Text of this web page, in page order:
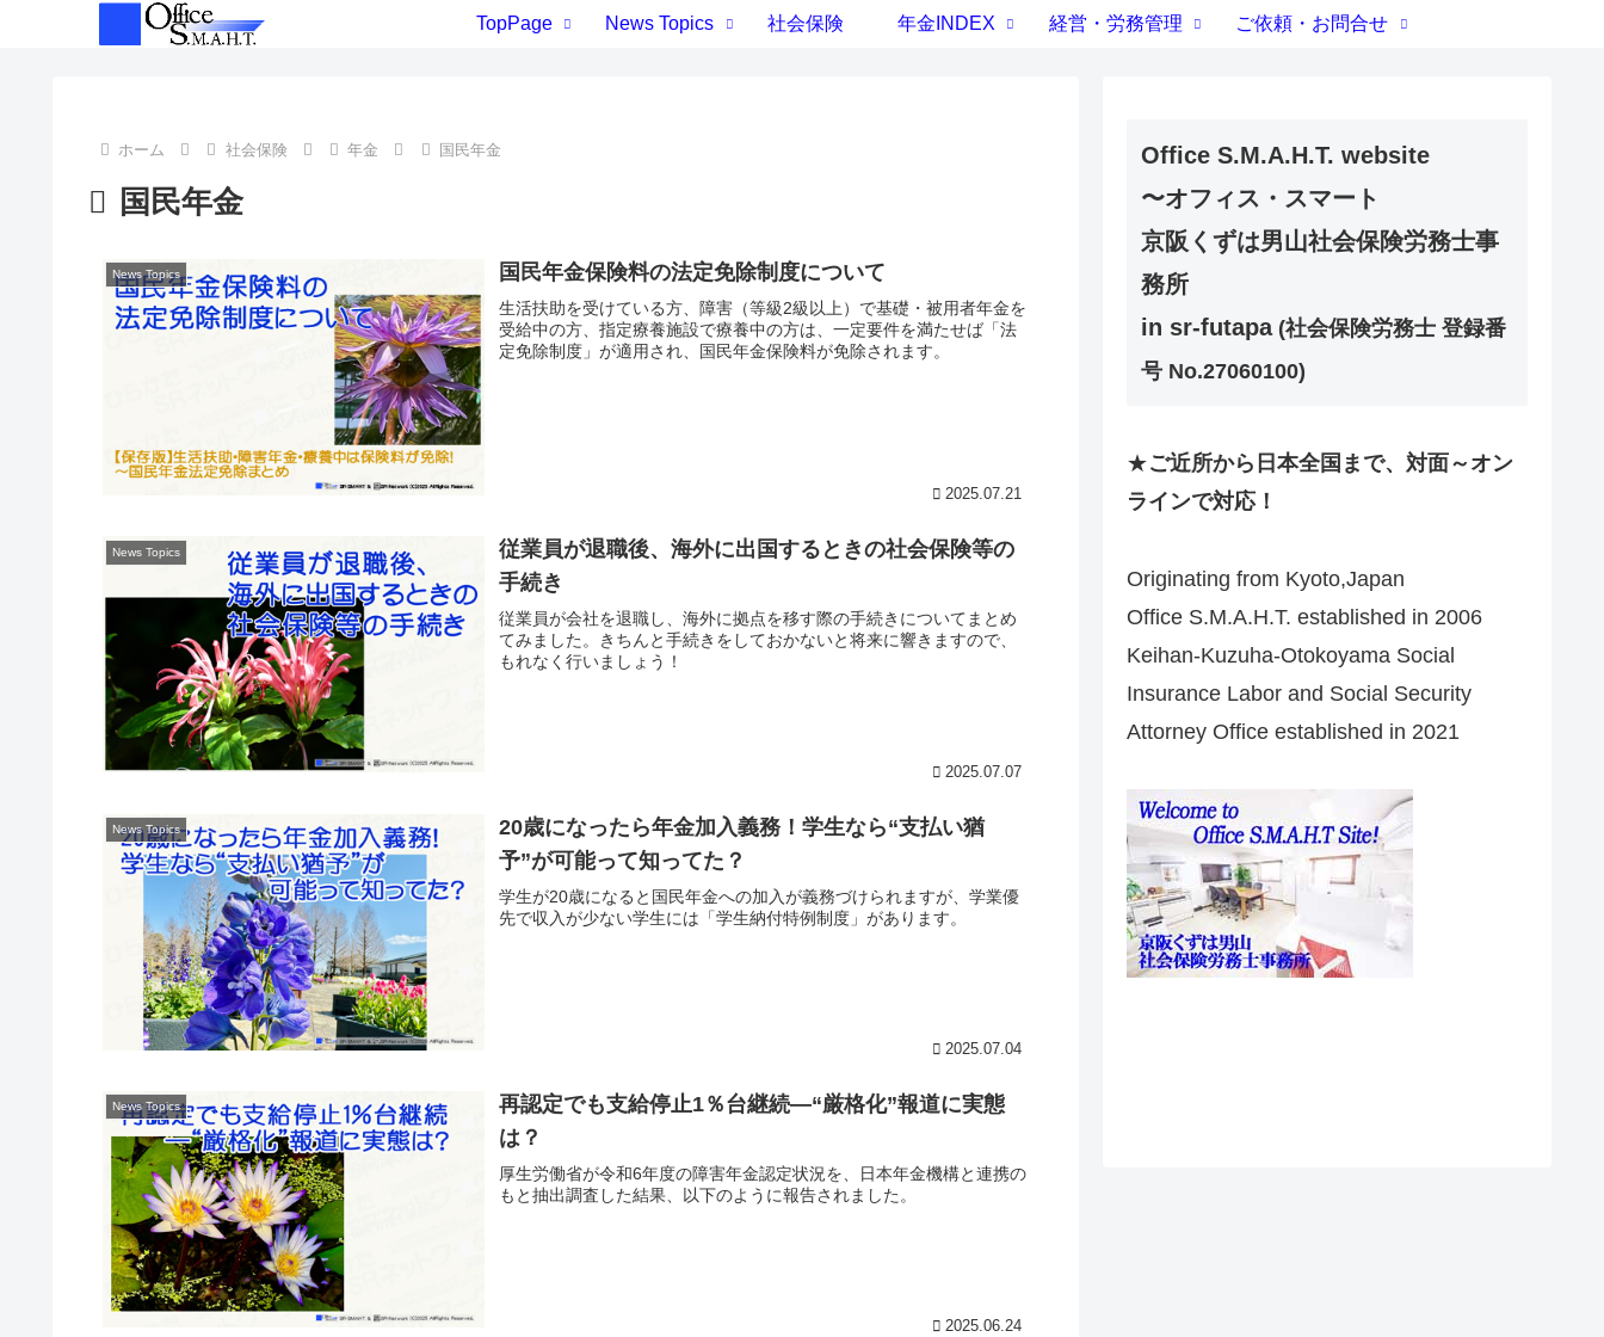
TopPage News Topics 社会保険 年金INDEX 経営・労務管理 ご依頼・お問合せ
ホーム 社会保険 年金 国民年金
国民年金
News Topics 国民年金保険料の法定免除制度について
生活扶助を受けている方、障害（等級2級以上）で基礎・被用者年金を
受給中の方、指定療養施設で療養中の方は、一定要件を満たせば「法
定免除制度」が適用され、国民年金保険料が免除されます。
2025.07.21
News Topics
従業員が退職後、海外に出国するときの社会保険等の
手続き
従業員が会社を退職し、海外に拠点を移す際の手続きについてまとめ
てみました。きちんと手続きをしておかないと将来に響きますので、
もれなく行いましょう！
2025.07.07
News Topics
20歳になったら年金加入義務！学生なら“支払い猶
予”が可能って知ってた？
学生が20歳になると国民年金への加入が義務づけられますが、学業優
先で収入が少ない学生には「学生納付特例制度」があります。
2025.07.04
News Topics
再認定でも支給停止1％台継続―“厳格化”報道に実態
は？
厚生労働省が令和6年度の障害年金認定状況を、日本年金機構と連携の
もと抽出調査した結果、以下のように報告されました。
2025.06.24
Office S.M.A.H.T. website
〜オフィス・スマート
京阪くずは男山社会保険労務士事
務所
in sr-futapa(社会保険労務士 登録番
号 No.27060100)
★ご近所から日本全国まで、対面～オン
ラインで対応！
Originating from Kyoto,Japan
Office S.M.A.H.T. established in 2006
Keihan-Kuzuha-Otokoyama Social
Insurance Labor and Social Security
Attorney Office established in 2021